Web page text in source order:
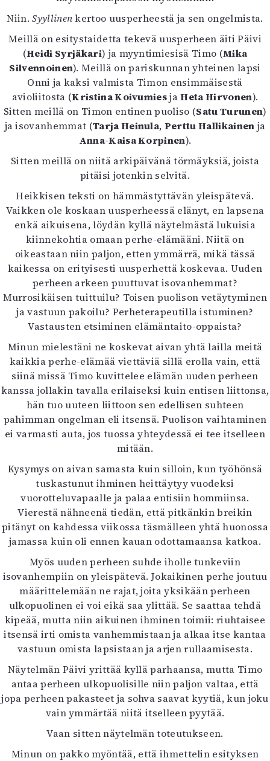
Lehtiarkisto
Info
Tilaus ja irtonumerot
Yhteistyössä
Toimitus
Mediatiedot
Kaltio ry
Niin.Syyllinenkertoo uusperheestä ja sen ongelmista.
Meillä on esitystaidetta tekevä uusperheen äiti Päivi
(Heidi Syrjäkari) ja myyntimiesisä Timo (Mika
Silvennoinen). Meillä on pariskunnan yhteinen lapsi
Onni ja kaksi valmista Timon ensimmäisestä
avioliitosta (Kristina KoivumiesjaHeta Hirvonen).
Sitten meillä on Timon entinen puoliso (Satu Turunen)
ja isovanhemmat (Tarja Heinula, Perttu Hallikainen ja
Anna-Kaisa Korpinen).
Sitten meillä on niitä arkipäivänä törmäyksiä, joista
pitäisi jotenkin selvitä.
Heikkisen teksti on hämmästyttävän yleispätevä.
Vaikken ole koskaan uusperheessä elänyt, en lapsena
enkä aikuisena, löydän kyllä näytelmästä lukuisia
kiinnekohtia omaan perhe-elämääni. Niitä on
oikeastaan niin paljon, etten ymmärrä, mikä tässä
kaikessa on erityisesti uusperhettä koskevaa. Uuden
perheen arkeen puuttuvat isovanhemmat?
Murrosikäisen tuittuilu? Toisen puolison vetäytyminen
ja vastuun pakoilu? Perheterapeutilla istuminen?
Vastausten etsiminen elämäntaito-oppaista?
Minun mielestäni ne koskevat aivan yhtä lailla meitä
kaikkia perhe-elämää viettäviä sillä erolla vain, että
siinä missä Timo kuvittelee elämän uuden perheen
kanssa jollakin tavalla erilaiseksi kuin entisen liittonsa,
hän tuo uuteen liittoon sen edellisen suhteen
pahimman ongelman eli itsensä. Puolison vaihtaminen
ei varmasti auta, jos tuossa yhteydessä ei tee itselleen
mitään.
Kysymys on aivan samasta kuin silloin, kun työhönsä
tuskastunut ihminen heittäytyy vuodeksi
vuorotteluvapaalle ja palaa entisiin hommiinsa.
Vierestä nähneenä tiedän, että pitkänkin breikin
pitänyt on kahdessa viikossa täsmälleen yhtä huonossa
jamassa kuin oli ennen kauan odottamaansa katkoa.
Myös uuden perheen suhde iholle tunkeviin
isovanhempiin on yleispätevä. Jokaikinen perhe joutuu
määrittelemään ne rajat, joita yksikään perheen
ulkopuolinen ei voi eikä saa ylittää. Se saattaa tehdä
kipeää, mutta niin aikuinen ihminen toimii: riuhtaisee
itsensä irti omista vanhemmistaan ja alkaa itse kantaa
vastuun omista lapsistaan ja arjen rullaamisesta.
Näytelmän Päivi yrittää kyllä parhaansa, mutta Timo
antaa perheen ulkopuolisille niin paljon valtaa, että
jopa perheen pakasteet ja sohva saavat kyytiä, kun joku
vain ymmärtää niitä itselleen pyytää.
Vaan sitten näytelmän toteutukseen.
Minun on pakko myöntää, että ihmettelin esityksen